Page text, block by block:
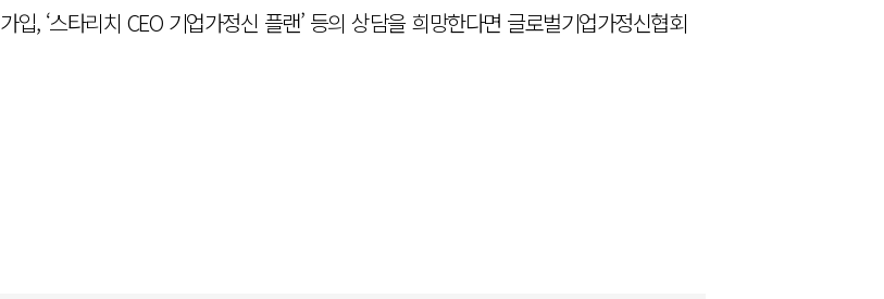
입, ‘스타리치 CEO 기업가정신 플랜’ 등의 상담을 희망한다면 글로벌기업가정신협회